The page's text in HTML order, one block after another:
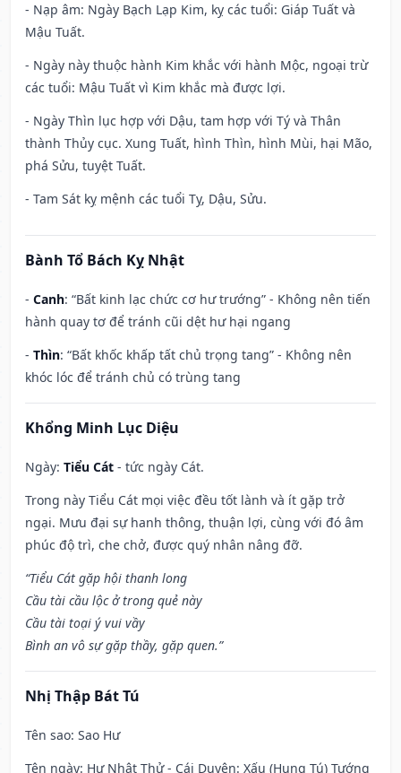
- Nạp âm: Ngày Bạch Lạp Kim, kỵ các tuổi: Giáp Tuất và
Mậu Tuất.
- Ngày này thuộc hành Kim khắc với hành Mộc, ngoại trừ
các tuổi: Mậu Tuất vì Kim khắc mà được lợi.
- Ngày Thìn lục hợp với Dậu, tam hợp với Tý và Thân
thành Thủy cục. Xung Tuất, hình Thìn, hình Mùi, hại Mão,
phá Sửu, tuyệt Tuất.
- Tam Sát kỵ mệnh các tuổi Tỵ, Dậu, Sửu.
Bành Tổ Bách Kỵ Nhật
- Canh: “Bất kinh lạc chức cơ hư trướng” - Không nên tiến
hành quay tơ để tránh cũi dệt hư hại ngang
- Thìn: “Bất khốc khấp tất chủ trọng tang” - Không nên
khóc lóc để tránh chủ có trùng tang
Khổng Minh Lục Diệu
Ngày: Tiểu Cát - tức ngày Cát.
Trong này Tiểu Cát mọi việc đều tốt lành và ít gặp trở
ngại. Mưu đại sự hanh thông, thuận lợi, cùng với đó âm
phúc độ trì, che chở, được quý nhân nâng đỡ.
“Tiểu Cát gặp hội thanh long
Cầu tài cầu lộc ở trong quẻ này
Cầu tài toại ý vui vầy
Bình an vô sự gặp thầy, gặp quen.”
Nhị Thập Bát Tú
Tên sao: Sao Hư
Tên ngày: Hư Nhật Thử - Cái Duyên: Xấu (Hung Tú) Tướng